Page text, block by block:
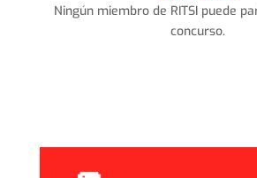
Ningún miembro de RITSI puede
concurso.